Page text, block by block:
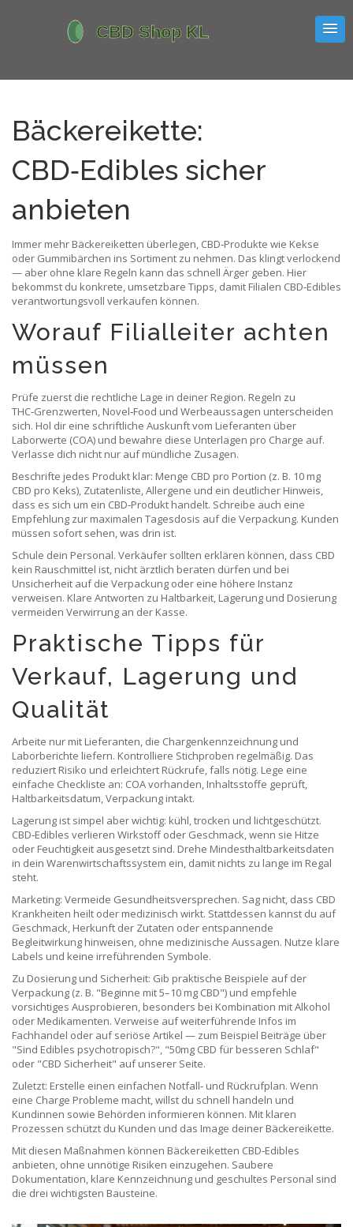
Bäckereikette:
CBD‑Edibles sicher
anbieten
Immer mehr Bäckereiketten überlegen, CBD‑Produkte wie Kekse
oder Gummibärchen ins Sortiment zu nehmen. Das klingt verlockend
— aber ohne klare Regeln kann das schnell Ärger geben. Hier
bekommst du konkrete, umsetzbare Tipps, damit Filialen CBD‑Edibles
verantwortungsvoll verkaufen können.
Worauf Filialleiter achten
müssen
Prüfe zuerst die rechtliche Lage in deiner Region. Regeln zu
THC‑Grenzwerten, Novel‑Food und Werbeaussagen unterscheiden
sich. Hol dir eine schriftliche Auskunft vom Lieferanten über
Laborwerte (COA) und bewahre diese Unterlagen pro Charge auf.
Verlasse dich nicht nur auf mündliche Zusagen.
Beschrifte jedes Produkt klar: Menge CBD pro Portion (z. B. 10 mg
CBD pro Keks), Zutatenliste, Allergene und ein deutlicher Hinweis,
dass es sich um ein CBD‑Produkt handelt. Schreibe auch eine
Empfehlung zur maximalen Tagesdosis auf die Verpackung. Kunden
müssen sofort sehen, was drin ist.
Schule dein Personal. Verkäufer sollten erklären können, dass CBD
kein Rauschmittel ist, nicht ärztlich beraten dürfen und bei
Unsicherheit auf die Verpackung oder eine höhere Instanz
verweisen. Klare Antworten zu Haltbarkeit, Lagerung und Dosierung
vermeiden Verwirrung an der Kasse.
Praktische Tipps für
Verkauf, Lagerung und
Qualität
Arbeite nur mit Lieferanten, die Chargenkennzeichnung und
Laborberichte liefern. Kontrolliere Stichproben regelmäßig. Das
reduziert Risiko und erleichtert Rückrufe, falls nötig. Lege eine
einfache Checkliste an: COA vorhanden, Inhaltsstoffe geprüft,
Haltbarkeitsdatum, Verpackung intakt.
Lagerung ist simpel aber wichtig: kühl, trocken und lichtgeschützt.
CBD‑Edibles verlieren Wirkstoff oder Geschmack, wenn sie Hitze
oder Feuchtigkeit ausgesetzt sind. Drehe Mindesthaltbarkeitsdaten
in dein Warenwirtschaftssystem ein, damit nichts zu lange im Regal
steht.
Marketing: Vermeide Gesundheitsversprechen. Sag nicht, dass CBD
Krankheiten heilt oder medizinisch wirkt. Stattdessen kannst du auf
Geschmack, Herkunft der Zutaten oder entspannende
Begleitwirkung hinweisen, ohne medizinische Aussagen. Nutze klare
Labels und keine irreführenden Symbole.
Zu Dosierung und Sicherheit: Gib praktische Beispiele auf der
Verpackung (z. B. "Beginne mit 5–10 mg CBD") und empfehle
vorsichtiges Ausprobieren, besonders bei Kombination mit Alkohol
oder Medikamenten. Verweise auf weiterführende Infos im
Fachhandel oder auf seriöse Artikel — zum Beispiel Beiträge über
"Sind Edibles psychotropisch?", "50mg CBD für besseren Schlaf"
oder "CBD Sicherheit" auf unserer Seite.
Zuletzt: Erstelle einen einfachen Notfall‑ und Rückrufplan. Wenn
eine Charge Probleme macht, willst du schnell handeln und
Kundinnen sowie Behörden informieren können. Mit klaren
Prozessen schützt du Kunden und das Image deiner Bäckereikette.
Mit diesen Maßnahmen können Bäckereiketten CBD‑Edibles
anbieten, ohne unnötige Risiken einzugehen. Saubere
Dokumentation, klare Kennzeichnung und geschultes Personal sind
die drei wichtigsten Bausteine.